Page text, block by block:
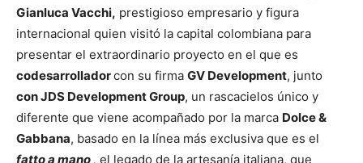
Gianluca Vacchi, prestigioso empresario y figura
internacional quien visitó la capital colombiana para
presentar el extraordinario proyecto en el que es
codesarrolladorcon su firma GV Development, junto
con JDS Development Group, un rascacielos único y
diferente que viene acompañado por la marca Dolce &
Gabbana, basado en la línea más exclusiva que es el
fatto a mano , el legado de la artesanía italiana, que